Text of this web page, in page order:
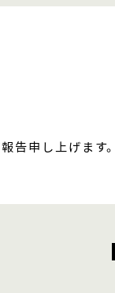
告申し上げます。